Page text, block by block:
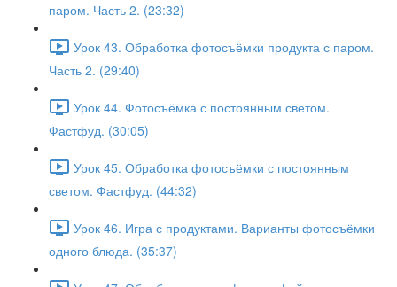
паром. Часть 2. (23:32)
Урок 43. Обработка фотосъёмки продукта с паром.
Часть 2. (29:40)
Урок 44. Фотосъёмка с постоянным светом.
Фастфуд. (30:05)
Урок 45. Обработка фотосъёмки с постоянным
светом. Фастфуд. (44:32)
Урок 46. Игра с продуктами. Варианты фотосъёмки
одного блюда. (35:37)